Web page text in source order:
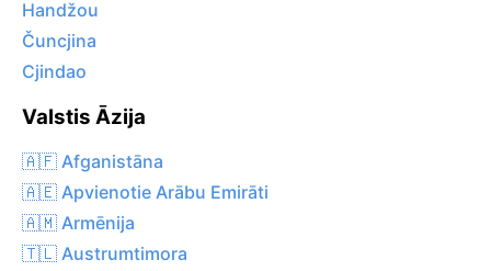
Handžou
Čuncjina
Cjindao
Valstis Āzija
🇦🇫 Afganistāna
🇦🇪 Apvienotie Arābu Emirāti
🇦🇲 Armēnija
🇹🇱 Austrumtimora